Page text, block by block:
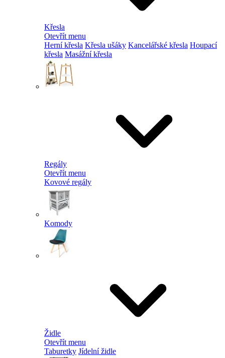
Křesla
Otevřít menu
Herní křesla Křesla ušáky Kancelářské křesla Houpací
křesla Masážní křesla
Regály
Otevřít menu
Kovové regály
Komody
Židle
Otevřít menu
Taburetky Jídelní židle